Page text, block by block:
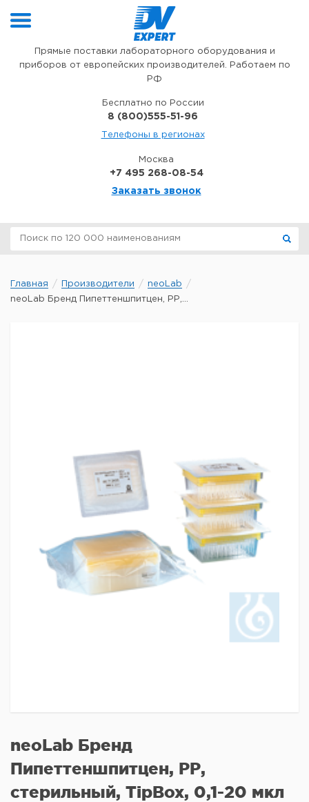
Прямые поставки лабораторного оборудования и
приборов от европейских производителей. Работаем по
РФ
Бесплатно по России
8 (800)555-51-96
Телефоны в регионах
Москва
+7 495 268-08-54
Заказать звонок
Главная Производители
neoLab
neoLab Бренд Пипеттеншпитцен, РР,...
neoLab Бренд
Пипеттеншпитцен, РР,
стерильный, TipBox, 0,1-20 мкл